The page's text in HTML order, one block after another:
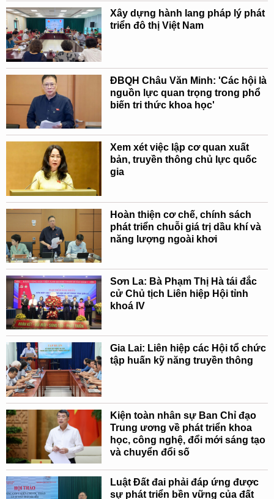
Xây dựng hành lang pháp lý phát
triển đô thị Việt Nam
ĐBQH Châu Văn Minh: 'Các hội là
nguồn lực quan trọng trong phổ
biến tri thức khoa học'
Xem xét việc lập cơ quan xuất
bản, truyền thông chủ lực quốc
gia
Hoàn thiện cơ chế, chính sách
phát triển chuỗi giá trị dầu khí và
năng lượng ngoài khơi
Sơn La: Bà Phạm Thị Hà tái đắc
cử Chủ tịch Liên hiệp Hội tỉnh
khoá IV
Gia Lai: Liên hiệp các Hội tổ chức
tập huấn kỹ năng truyền thông
Kiện toàn nhân sự Ban Chỉ đạo
Trung ương về phát triển khoa
học, công nghệ, đổi mới sáng tạo
và chuyển đổi số
Luật Đất đai phải đáp ứng được
sự phát triển bền vững của đất